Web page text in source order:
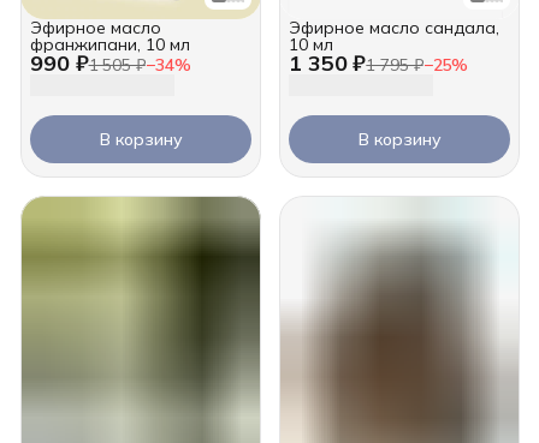
990 ₽1 505 ₽−34%
Эфирное масло
франжипани, 10 мл
В корзину
1 350 ₽1 795 ₽−25%
Эфирное масло сандала,
10 мл
В корзину